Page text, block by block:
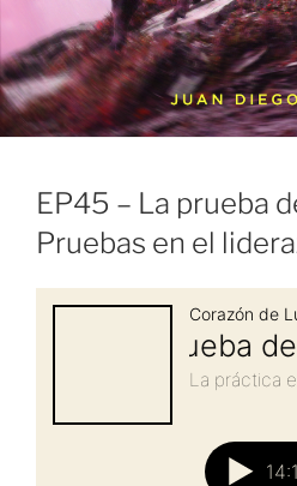
EP45 – La prueba
Pruebas en el